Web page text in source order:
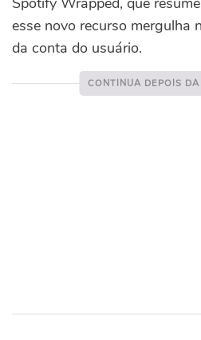
esse novo recurso mergulha
da conta do usuário.